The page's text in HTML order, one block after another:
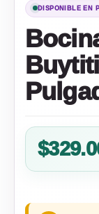
DISPONIBLE EN
$